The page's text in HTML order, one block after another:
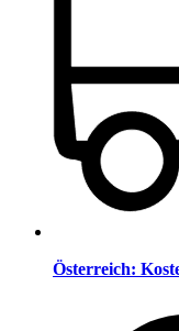
Österreich: